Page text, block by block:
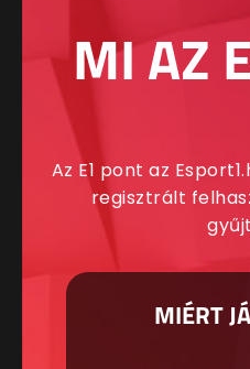
MI AZ
Az E1 pont az
regisztrált
MIÉRT